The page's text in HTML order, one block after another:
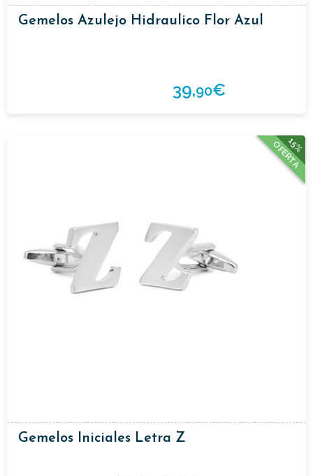
Gemelos Azulejo Hidraulico Flor Azul
39,90€
15%
OFERTA
Gemelos Iniciales Letra Z